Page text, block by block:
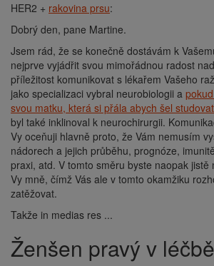
HER2 + rakovina prsu:
Dobrý den, pane Martine.
Jsem rád, že se konečně dostávám k
nejprve vyjádřit svou mimořádnou radost
příležitost komunikovat s lékařem Vašeho
jako specializaci vybral neurobiologii a
svou matku, která si přála abych šel
byl také inklinoval k neurochirurgii.
Vy oceňuji hlavně proto, že Vám nemusím
nádorech a jejich průběhu, prognóze,
praxi, atd. V tomto směru byste naopak jistě
Vy mně, čímž Vás ale v tomto okamžiku
zatěžovat.
Takže in medias res ...
Ženšen pravý v